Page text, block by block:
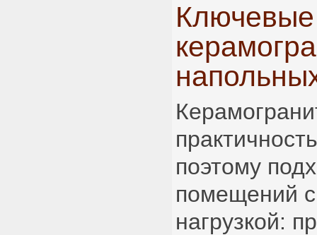
поэтому
помещений
нагрузкой: